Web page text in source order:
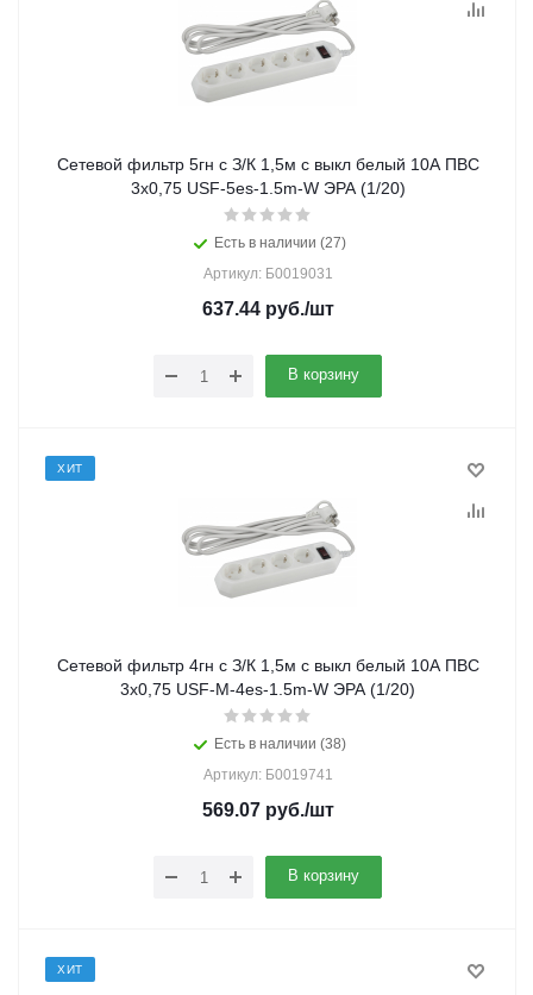
Сетевой фильтр 5гн с З/К 1,5м с выкл белый 10А ПВС
3x0,75 USF-5es-1.5m-W ЭРА (1/20)
Есть в наличии (27)
Артикул: Б0019031
637.44руб./шт
В корзину
ХИТ
Сетевой фильтр 4гн с З/К 1,5м с выкл белый 10А ПВС
3x0,75 USF-M-4es-1.5m-W ЭРА (1/20)
Есть в наличии (38)
Артикул: Б0019741
569.07руб./шт
В корзину
ХИТ